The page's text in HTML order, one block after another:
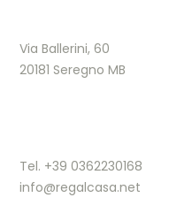
Via Ballerini, 60
20181 Seregno MB
Tel. +39 0362230168
info@regalcasa.net